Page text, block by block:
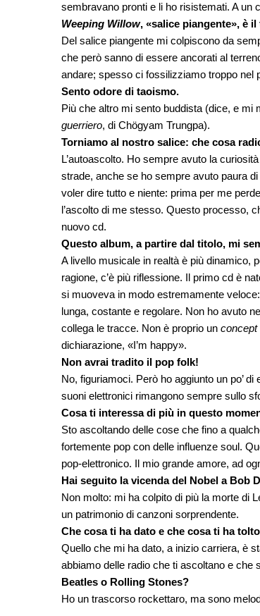
sembravano pronti e li ho risistemati. A un
Weeping Willow, «salice piangente», è
Del salice piangente mi colpiscono da
che però sanno di essere ancorati al
andare; spesso ci fossilizziamo troppo nel
Sento odore di taoismo.
Più che altro mi sento buddista (dice, e mi
guerriero, di Chögyam Trungpa).
Torniamo al nostro salice: che cosa
L’autoascolto. Ho sempre avuto la
strade, anche se ho sempre avuto paura
voler dire tutto e niente: prima per me
l’ascolto di me stesso. Questo processo,
nuovo cd.
Questo album, a partire dal titolo, mi
A livello musicale in realtà è più dinamico,
ragione, c’è più riflessione. Il primo cd è
si muoveva in modo estremamente
lunga, costante e regolare. Non ho avuto
collega le tracce. Non è proprio un concept
dichiarazione, «I’m happy».
Non avrai tradito il pop folk!
No, figuriamoci. Però ho aggiunto un po’
suoni elettronici rimangono sempre sullo
Cosa ti interessa di più in questo
Sto ascoltando delle cose che fino a
fortemente pop con delle influenze soul.
pop-elettronico. Il mio grande amore, ad
Hai seguito la vicenda del Nobel a Bob
Non molto: mi ha colpito di più la morte di
un patrimonio di canzoni sorprendente.
Che cosa ti ha dato e che cosa ti ha
Quello che mi ha dato, a inizio carriera, è
abbiamo delle radio che ti ascoltano e che
Beatles o Rolling Stones?
Ho un trascorso rockettaro, ma sono